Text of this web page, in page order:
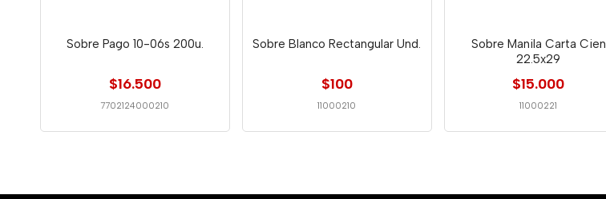
Sobre Pago 10-06s 200u.
$16.500
7702124000210
Sobre Blanco Rectangular Und.
$100
11000210
Sobre Manila Carta Cien
22.5x29
$15.000
11000221